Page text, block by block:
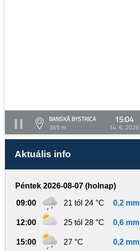
BANSKÁ BYSTRICA
365 m
15:04
14. 6. 2026
Aktuális info
Péntek 2026-08-07 (holnap)
09:00 21 tól 24 °C 0,2 mm
12:00 25 tól 28 °C 0,6 mm
15:00 27 °C 0,2 mm